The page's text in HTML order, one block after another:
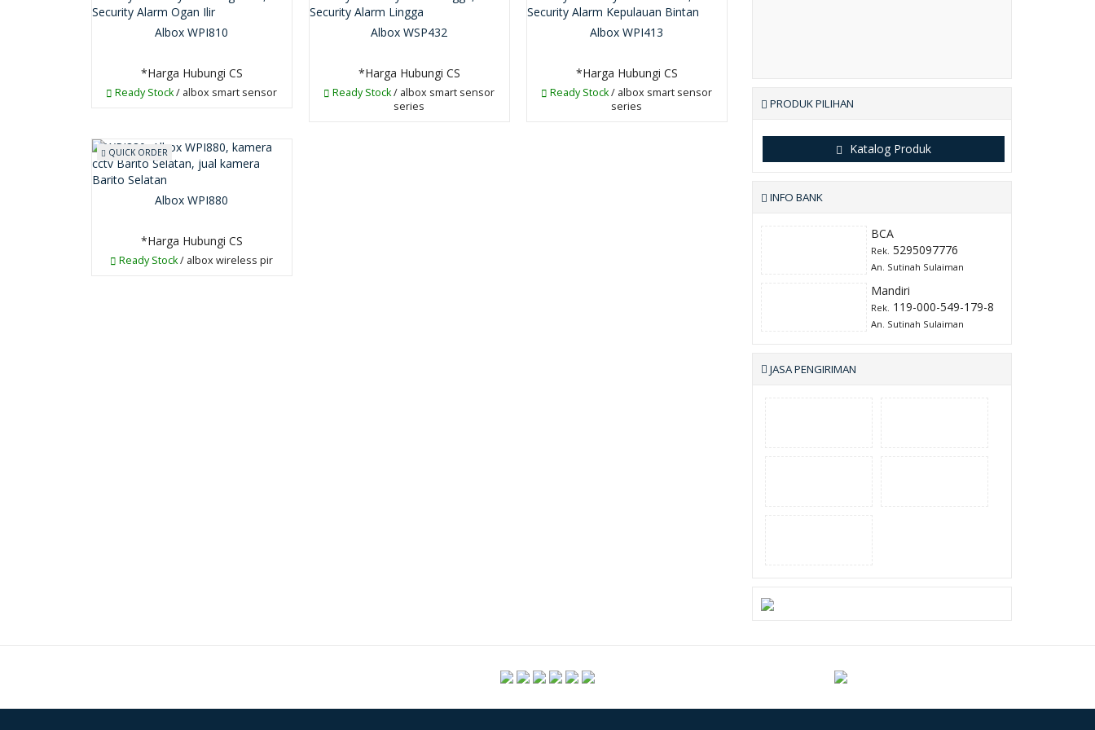
Albox WPI810
*Harga Hubungi CS
Ready Stock/ albox smart sensor
Albox WSP432
*Harga Hubungi CS
Ready Stock/ albox smart sensor
series
Albox WPI413
*Harga Hubungi CS
Ready Stock/ albox smart sensor
series
QUICK ORDER
Albox WPI880
*Harga Hubungi CS
Ready Stock/ albox wireless pir
PRODUK PILIHAN
Katalog Produk
INFO BANK
BCA
Rek. 5295097776
An. Sutinah Sulaiman
Mandiri
Rek. 119-000-549-179-8
An. Sutinah Sulaiman
JASA PENGIRIMAN